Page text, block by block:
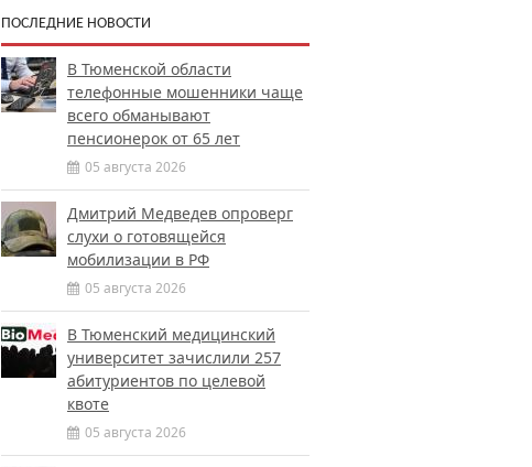
ПОСЛЕДНИЕ НОВОСТИ
В Тюменской области
телефонные мошенники чаще
всего обманывают
пенсионерок от 65 лет
05 августа 2026
Дмитрий Медведев опроверг
слухи о готовящейся
мобилизации в РФ
05 августа 2026
В Тюменский медицинский
университет зачислили 257
абитуриентов по целевой
квоте
05 августа 2026